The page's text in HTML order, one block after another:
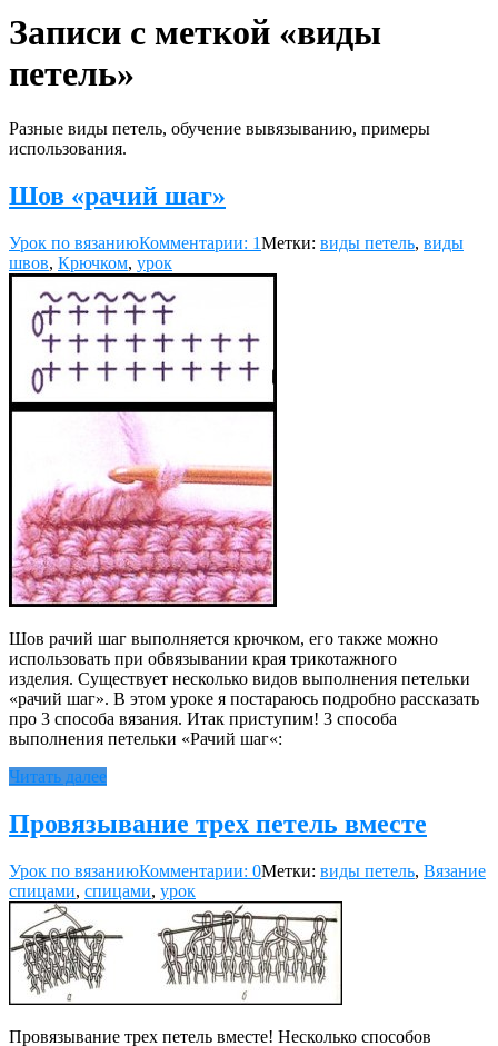
Записи с меткой «виды
петель»
Разные виды петель, обучение вывязыванию, примеры
использования.
Шов «рачий шаг»
Урок по вязаниюКомментарии: 1Метки: виды петель, виды
швов, Крючком, урок
Шов рачий шаг выполняется крючком, его также можно
использовать при обвязывании края трикотажного
изделия. Существует несколько видов выполнения петельки
«рачий шаг». В этом уроке я постараюсь подробно рассказать
про 3 способа вязания. Итак приступим! 3 способа
выполнения петельки «Рачий шаг«:
Читать далее
Провязывание трех петель вместе
Урок по вязаниюКомментарии: 0Метки: виды петель, Вязание
спицами, спицами, урок
Провязывание трех петель вместе! Несколько способов